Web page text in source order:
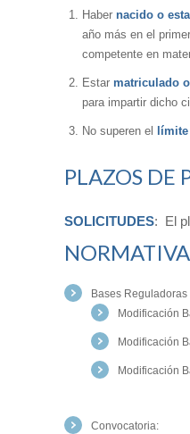
Haber nacido o
año más en el
competente en
Estar matriculado
para impartir dicho
No superen el límite
PLAZOS DE
SOLICITUDES: El
Bases Reguladoras
Modificación
Modificación
Modificación
Convocatoria: